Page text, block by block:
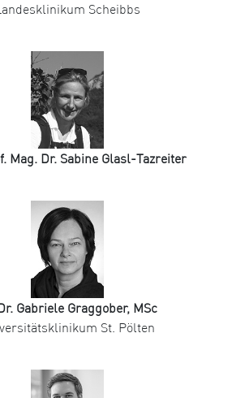
Scheibbs
Mag. Dr. Sabine Glasl-Tazreiter
Gabriele Graggober, MSc
St. Pölten